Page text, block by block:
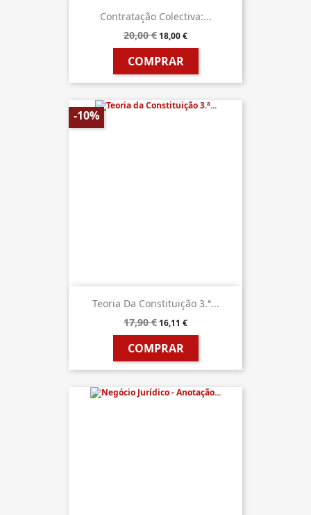
Contratação Colectiva:...
20,00 € 18,00 €
COMPRAR
Teoria Da Constituição 3.ª...
17,90 € 16,11 €
COMPRAR
-10%